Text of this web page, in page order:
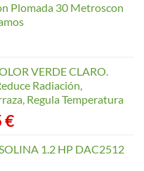
168,65 €
Plomada 30 Metroscon
VERDE CLARO.
Radiación,
Regula Temperatura
€Rango
precios:1.2 HP DAC2512